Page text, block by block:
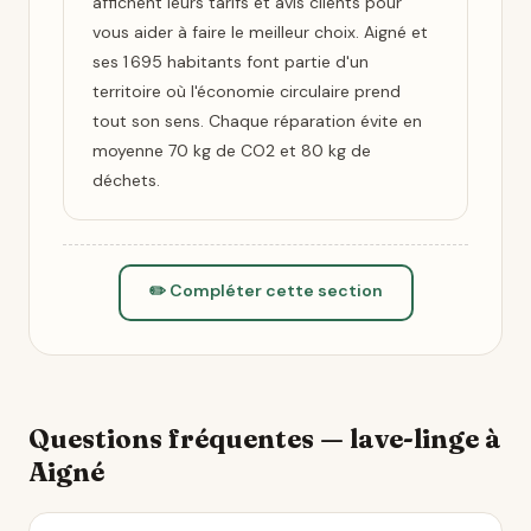
vous aider à faire le meilleur choix. Aigné et
ses 1 695 habitants font partie d'un
territoire où l'économie circulaire prend
tout son sens. Chaque réparation évite en
moyenne 70 kg de CO2 et 80 kg de
déchets.
✏️ Compléter cette section
Questions fréquentes — lave-linge à
Aigné